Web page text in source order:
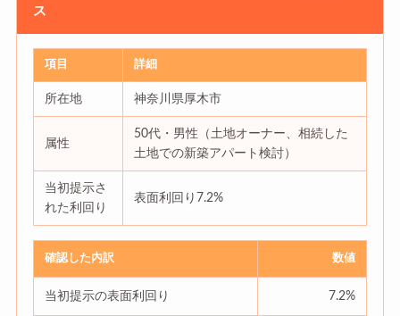
ス
項目 詳細
所在地 神奈川県厚木市
属性
50代・男性（土地オーナー、相続した
土地での新築アパート検討）
当初提示さ
れた利回り
表面利回り7.2%
確認した内訳 数値
当初提示の表面利回り 7.2%